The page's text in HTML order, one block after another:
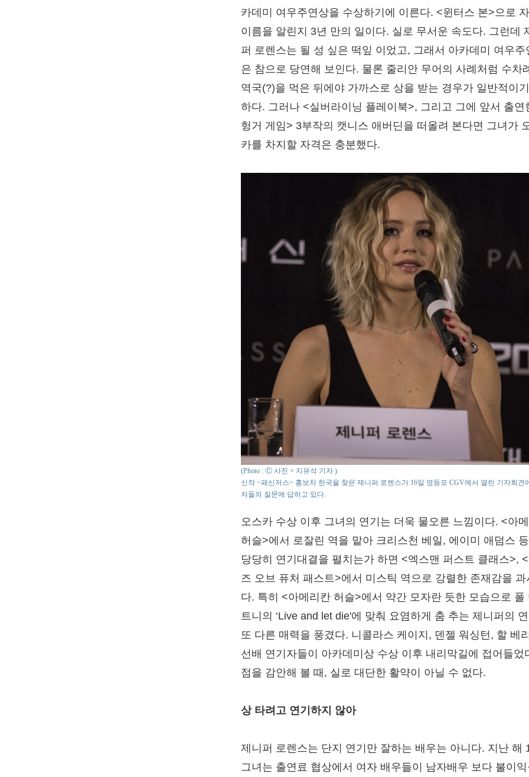
카데미 여우주연상을 수상하기에 이른다. <윈터스 본>으로
이름을 알린지 3년 만의 일이다. 실로 무서운 속도다. 그런데
퍼 로렌스는 될 성 싶은 떡잎 이었고, 그래서 아카데미 여우주
은 참으로 당연해 보인다. 물론 줄리안 무어의 사례처럼 수차
역국(?)을 먹은 뒤에야 가까스로 상을 받는 경우가 일반적이
하다. 그러나 <실버라이닝 플레이북>, 그리고 그에 앞서 출연
헝거 게임> 3부작의 캣니스 애버딘을 떠올려 본다면 그녀가
카를 차지할 자격은 충분했다.
(Photo : Ⓒ 사진 = 지유석 기자 )
신작 <패신저스> 홍보차 한국을 찾은 제니퍼 로렌스가 16일 영등포 CGV에서 열린 기자회견
자들의 질문에 답하고 있다.
오스카 수상 이후 그녀의 연기는 더욱 물오른 느낌이다. <아
허슬>에서 로잘린 역을 맡아 크리스천 베일, 에이미 애덤스
당당히 연기대결을 펼치는가 하면 <엑스맨 퍼스트 클래스>,
즈 오브 퓨처 패스트>에서 미스틱 역으로 강렬한 존재감을 과
다. 특히 <아메리칸 허슬>에서 약간 모자란 듯한 모습으로 폴
트니의 ‘Live and let die'에 맞춰 요염하게 춤 추는 제니퍼의
또 다른 매력을 풍겼다. 니콜라스 케이지, 덴젤 워싱턴, 할 베
선배 연기자들이 아카데미상 수상 이후 내리막길에 접어들었
점을 감안해 볼 때, 실로 대단한 활약이 아닐 수 없다.
상 타려고 연기하지 않아
제니퍼 로렌스는 단지 연기만 잘하는 배우는 아니다. 지난 해
그녀는 출연료 협상에서 여자 배우들이 남자배우 보다 불이